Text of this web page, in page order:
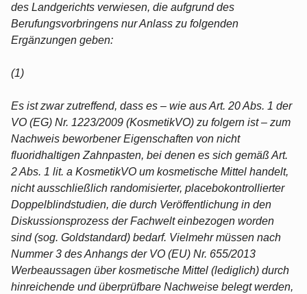
des Landgerichts verwiesen, die aufgrund des
Berufungsvorbringens nur Anlass zu folgenden
Ergänzungen geben:
(1)
Es ist zwar zutreffend, dass es – wie aus Art. 20 Abs. 1 der
VO (EG) Nr. 1223/2009 (KosmetikVO) zu folgern ist – zum
Nachweis beworbener Eigenschaften von nicht
fluoridhaltigen Zahnpasten, bei denen es sich gemäß Art.
2 Abs. 1 lit. a KosmetikVO um kosmetische Mittel handelt,
nicht ausschließlich randomisierter, placebokontrollierter
Doppelblindstudien, die durch Veröffentlichung in den
Diskussionsprozess der Fachwelt einbezogen worden
sind (sog. Goldstandard) bedarf. Vielmehr müssen nach
Nummer 3 des Anhangs der VO (EU) Nr. 655/2013
Werbeaussagen über kosmetische Mittel (lediglich) durch
hinreichende und überprüfbare Nachweise belegt werden,